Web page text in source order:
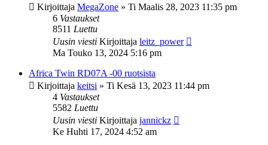
Kirjoittaja MegaZone » Ti Maalis 28, 2023 11:35 pm
6 Vastaukset
8511 Luettu
Uusin viesti Kirjoittaja leitz_power
Ma Touko 13, 2024 5:16 pm
Africa Twin RD07A -00 ruotsista
Kirjoittaja keitsi » Ti Kesä 13, 2023 11:44 pm
4 Vastaukset
5582 Luettu
Uusin viesti Kirjoittaja jannickz
Ke Huhti 17, 2024 4:52 am